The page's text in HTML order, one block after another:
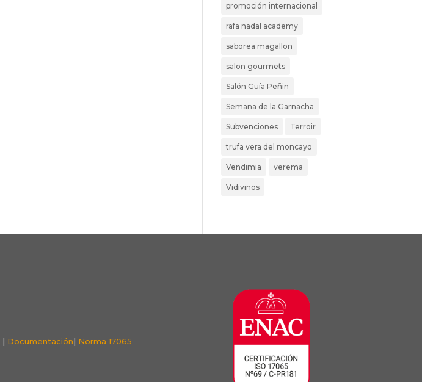
promoción internacional
rafa nadal academy
saborea magallon
salon gourmets
Salón Guía Peñin
Semana de la Garnacha
Subvenciones Terroir
trufa vera del moncayo
Vendimia verema
Vidivinos
| Documentación| Norma 17065